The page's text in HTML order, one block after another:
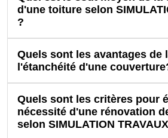
d'une toiture selon
?
Quels sont les avantages de
l'étanchéité d'une
Quels sont les critères pour
nécessité d'une rénovation
selon SIMULATION